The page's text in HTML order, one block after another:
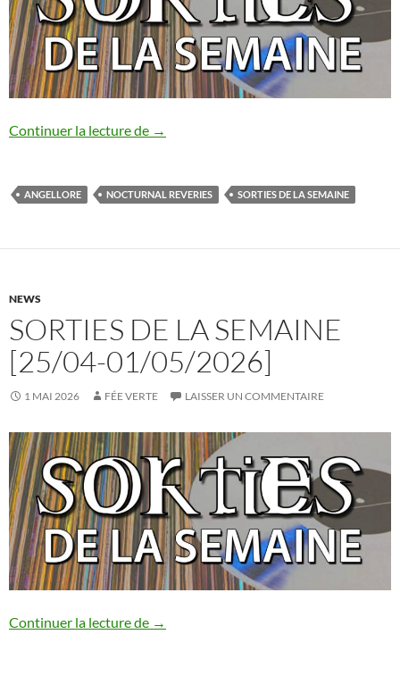
Continuer la lecture de Sorties de la semaine [09/05-15/05/
→
ANGELLORE NOCTURNAL REVERIES SORTIES DE LA SEMAINE
NEWS
SORTIES DE LA SEMAINE
[25/04-01/05/2026]
1 MAI 2026 FÉE VERTE LAISSER UN COMMENTAIRE
Continuer la lecture de Sorties de la semaine [25/04-01/05/
→